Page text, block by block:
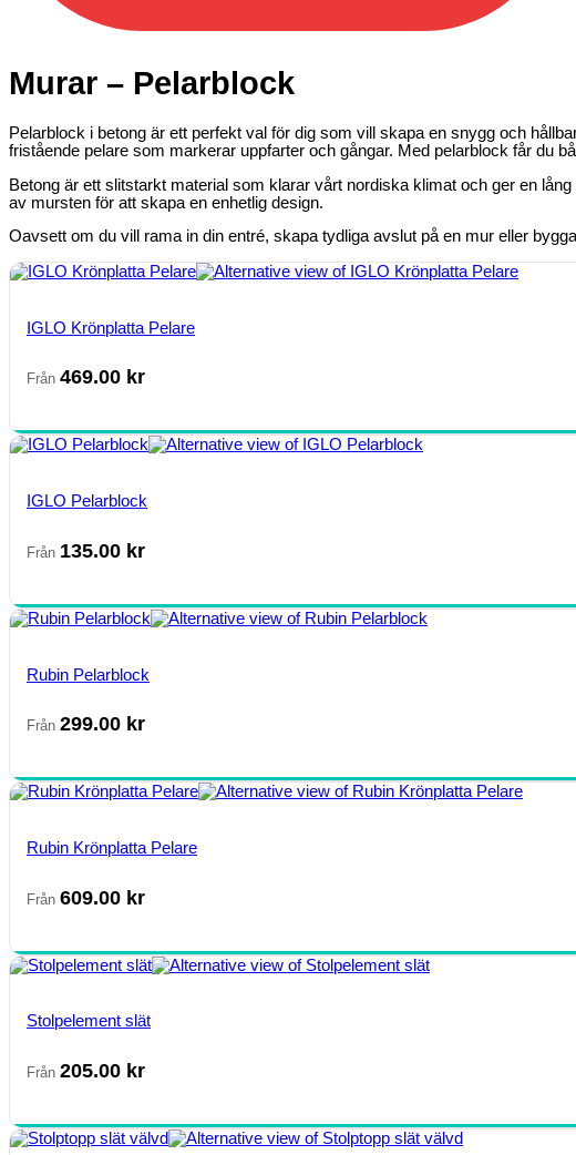
Murar – Pelarblock
Pelarblock i betong är ett perfekt val för dig som vill skapa en snygg och
fristående pelare som markerar uppfarter och gångar. Med pelarblock får du
Betong är ett slitstarkt material som klarar vårt nordiska klimat och ger en
av mursten för att skapa en enhetlig design.
Oavsett om du vill rama in din entré, skapa tydliga avslut på en mur eller
IGLO Krönplatta Pelare
Från 469.00 kr
IGLO Pelarblock
Från 135.00 kr
Rubin Pelarblock
Från 299.00 kr
Rubin Krönplatta Pelare
Från 609.00 kr
Stolpelement slät
Från 205.00 kr